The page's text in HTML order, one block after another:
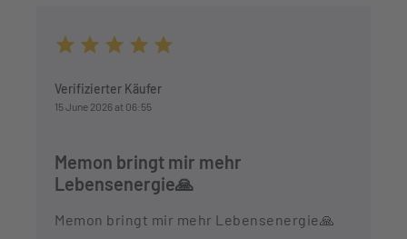
Verifizierter Käufer
15 June 2026 at 06:55
Memon bringt mir mehr
Lebensenergie🙏
Memon bringt mir mehr Lebensenergie🙏